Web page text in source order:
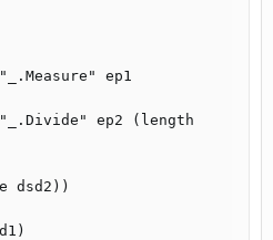
ep1
ep2 (length
dsd2))